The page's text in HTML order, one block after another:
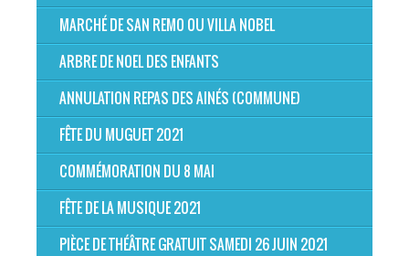
MARCHÉ DE SAN REMO OU VILLA NOBEL
ARBRE DE NOEL DES ENFANTS
ANNULATION REPAS DES AINÉS (COMMUNE)
FÊTE DU MUGUET 2021
COMMÉMORATION DU 8 MAI
FÊTE DE LA MUSIQUE 2021
PIÈCE DE THÉÂTRE GRATUIT SAMEDI 26 JUIN 2021